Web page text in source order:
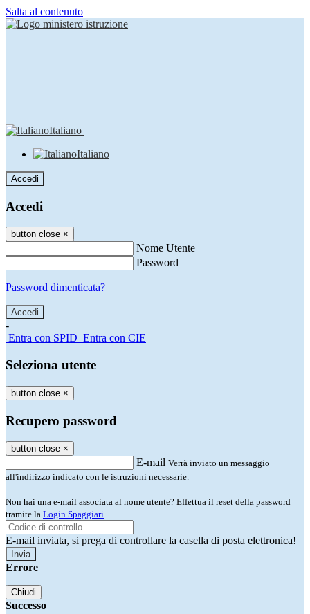
Salta al contenuto
Italiano
Italiano
Accedi
Accedi
button close ×
Nome Utente
Password
Password dimenticata?
-
Entra con SPID Entra con CIE
Seleziona utente
button close ×
Recupero password
button close ×
E-mail Verrà inviato un messaggio
all'indirizzo indicato con le istruzioni necessarie.
Non hai una e-mail associata al nome utente? Effettua il reset della password
tramite la Login Spaggiari
E-mail inviata, si prega di controllare la casella di posta elettronica!
Errore
Chiudi
Successo